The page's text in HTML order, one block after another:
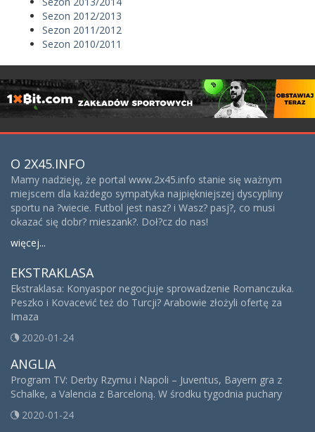
Sezon 2012/2013
Sezon 2011/2012
Sezon 2010/2011
O 2X45.INFO
Mamy nadzieję, że portal www.2x45.info stanie się ważnym
miejscem dla każdego sympatyka najpiękniejszej dyscypliny
sportu na ?wiecie. Futbol jest nasz? i Wasz? pasj?, co musi
okazać się dobr? mieszank?. Doł?cz do nas!
więcej...
EKSTRAKLASA
Ekstraklasa: Konyaspor negocjuje sprowadzenie Romanczuka.
Peszko i Kovacević też do Turcji? Arabowie złożyli ofertę za
Imaza
2020-01-24
ANGLIA
Program TV: Derby Rzymu i Napoli – Juventus, Bayern gra z
Schalke, a Valencia z Barceloną. W środku tygodnia puchary
2020-01-24